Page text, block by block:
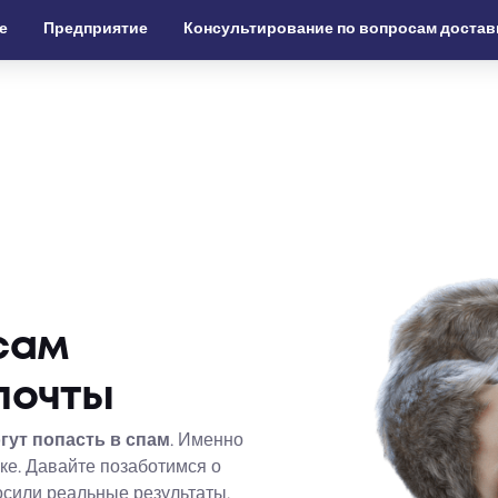
Предприятие Консультирование по вопросам
попасть в спам. Именно
Давайте позаботимся о
реальные результаты.